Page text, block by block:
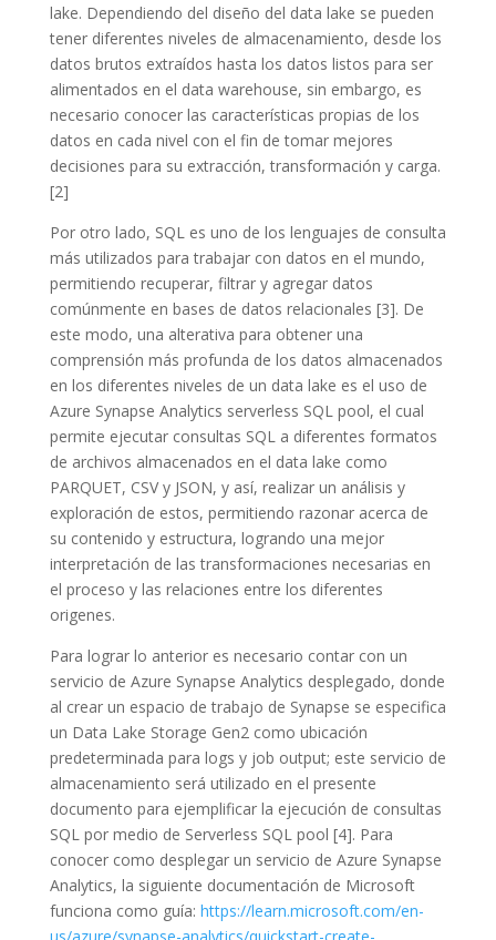
lake. Dependiendo del diseño del data lake se pueden
tener diferentes niveles de almacenamiento, desde los
datos brutos extraídos hasta los datos listos para ser
alimentados en el data warehouse, sin embargo, es
necesario conocer las características propias de los
datos en cada nivel con el fin de tomar mejores
decisiones para su extracción, transformación y carga.
[2]
Por otro lado, SQL es uno de los lenguajes de consulta
más utilizados para trabajar con datos en el mundo,
permitiendo recuperar, filtrar y agregar datos
comúnmente en bases de datos relacionales [3]. De
este modo, una alterativa para obtener una
comprensión más profunda de los datos almacenados
en los diferentes niveles de un data lake es el uso de
Azure Synapse Analytics serverless SQL pool, el cual
permite ejecutar consultas SQL a diferentes formatos
de archivos almacenados en el data lake como
PARQUET, CSV y JSON, y así, realizar un análisis y
exploración de estos, permitiendo razonar acerca de
su contenido y estructura, logrando una mejor
interpretación de las transformaciones necesarias en
el proceso y las relaciones entre los diferentes
origenes.
Para lograr lo anterior es necesario contar con un
servicio de Azure Synapse Analytics desplegado, donde
al crear un espacio de trabajo de Synapse se especifica
un Data Lake Storage Gen2 como ubicación
predeterminada para logs y job output; este servicio de
almacenamiento será utilizado en el presente
documento para ejemplificar la ejecución de consultas
SQL por medio de Serverless SQL pool [4]. Para
conocer como desplegar un servicio de Azure Synapse
Analytics, la siguiente documentación de Microsoft
funciona como guía: https://learn.microsoft.com/en-